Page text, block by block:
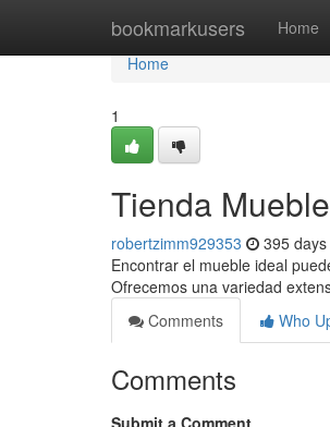
bookmarkusers Home
Home
Home
1
Tienda
robertzimm929353 395
Encontrar el mueble ideal
Ofrecemos una variedad
Comments
Who
Comments
Submit a Comment